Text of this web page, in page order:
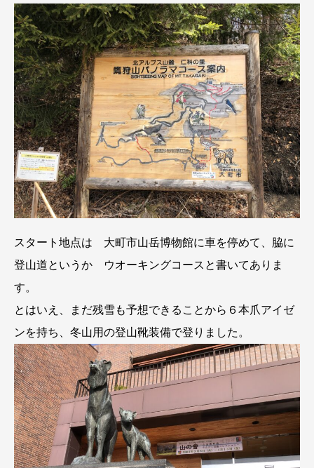
スタート地点は 大町市山岳博物館に車を停めて、脇に
登山道というか ウオーキングコースと書いてありま
す。
とはいえ、まだ残雪も予想できることから６本爪アイゼ
ンを持ち、冬山用の登山靴装備で登りました。